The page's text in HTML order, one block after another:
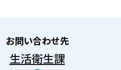
お問い合わせ先
生活衛生課